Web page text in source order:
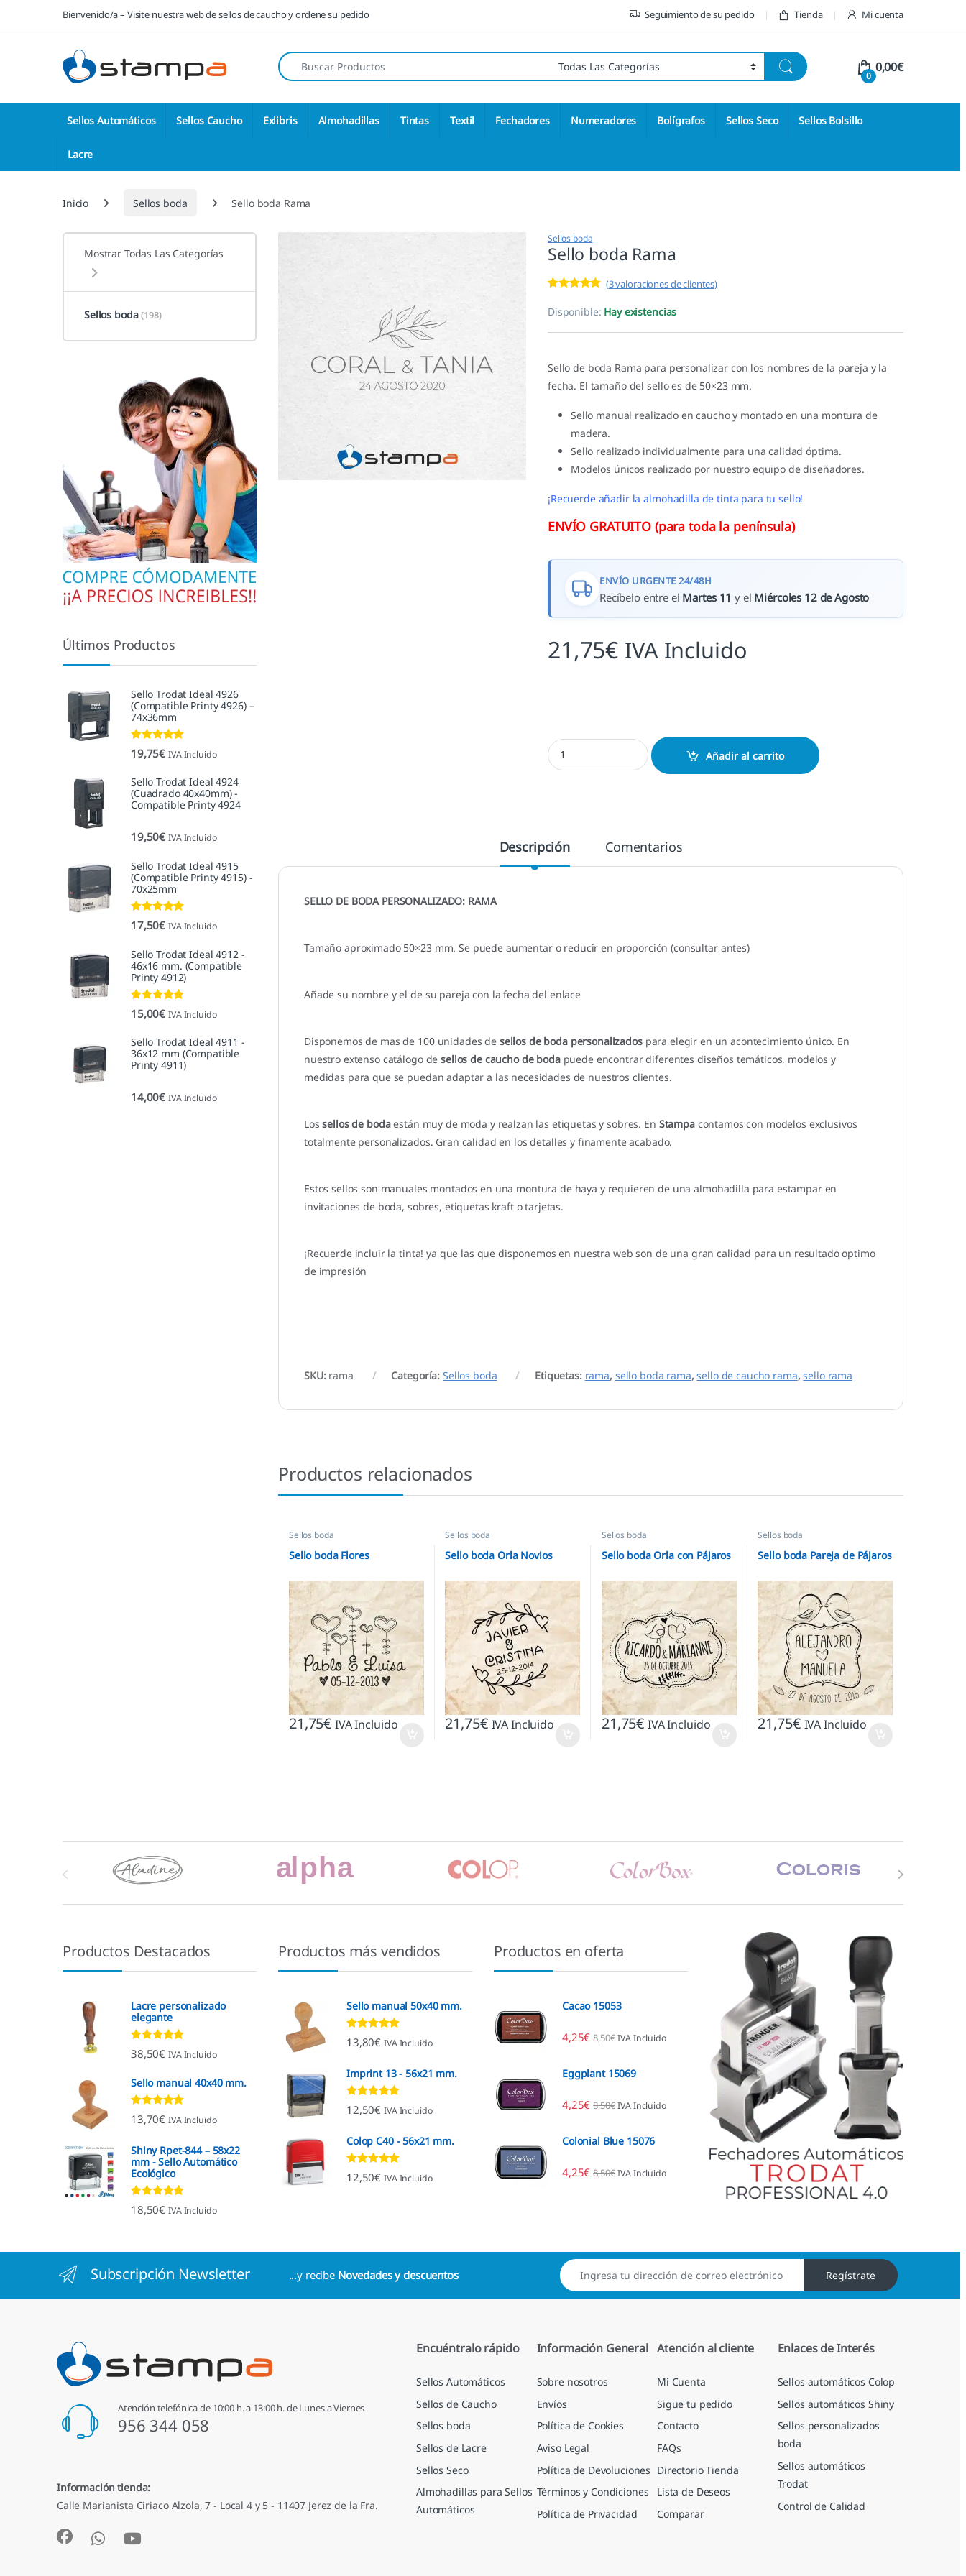
Saltar a la navegación
Saltar al contenidoBienvenido/a – Visite nuestra web de sellos de caucho y ordene su pedido Seguimiento de su pedido Tienda Mi cuenta
Búsqueda de:
0
0,00€
Sellos Automáticos Sellos Caucho Exlibris Almohadillas Tintas Textil Fechadores Numeradores Bolígrafos Sellos Seco Sellos Bolsillo
Lacre
Inicio Sellos boda Sello boda Rama
Sellos boda
Sello boda Rama
5.00de 5 en
base a
(3valoraciones de clientes)
Disponible: Hay existencias
Sello de boda Rama para personalizar con los nombres de la pareja y la
fecha. El tamaño del sello es de 50×23 mm.
Sello manual realizado en caucho y montado en una montura de
madera.
Sello realizado individualmente para una calidad óptima.
Modelos únicos realizado por nuestro equipo de diseñadores.
¡Recuerde añadir la almohadilla de tinta para tu sello!
ENVÍO GRATUITO (para toda la península)
ENVÍO URGENTE 24/48H
Recíbelo entre el Martes 11 y el Miércoles 12 de Agosto
21,75€ IVA Incluido
Sello boda Rama cantidad
Añadir al carrito
Descripción Comentarios
SELLO DE BODA PERSONALIZADO: RAMA
Tamaño aproximado 50×23 mm. Se puede aumentar o reducir en proporción (consultar antes)
Añade su nombre y el de su pareja con la fecha del enlace
Disponemos de mas de 100 unidades de sellos de boda personalizadospara elegir en un acontecimiento único. En
nuestro extenso catálogo desellos de caucho de bodapuede encontrar diferentes diseños temáticos, modelos y
medidas para que se puedan adaptar a las necesidades de nuestros clientes.
Lossellos de bodaestán muy de moda y realzan las etiquetas y sobres. En Stampacontamos con modelos exclusivos
totalmente personalizados. Gran calidad en los detalles y finamente acabado.
Estos sellos son manuales montados en una montura de haya y requieren de una almohadilla para estampar en
invitaciones de boda, sobres, etiquetas kraft o tarjetas.
¡Recuerde incluir la tinta! ya que las que disponemos en nuestra web son de una gran calidad para un resultado optimo
de impresión
SKU: rama Categoría: Sellos boda Etiquetas: rama, sello boda rama,sello de caucho rama,sello rama
Productos relacionados
Sellos boda
Sello boda Flores
21,75€ IVA Incluido
Sellos boda
Sello boda Orla Novios
21,75€ IVA Incluido
Sellos boda
Sello boda Orla con Pájaros
21,75€ IVA Incluido
Sellos boda
Sello boda Pareja de Pájaros
21,75€ IVA Incluido
Mostrar Todas Las Categorías
Sellos boda(198)
Últimos Productos
Sello Trodat Ideal 4926
(Compatible Printy 4926) –
74x36mm
Valorado con
5.00de 5
19,75€ IVA Incluido
Sello Trodat Ideal 4924
(Cuadrado 40x40mm) -
Compatible Printy 4924
19,50€ IVA Incluido
Sello Trodat Ideal 4915
(Compatible Printy 4915) -
70x25mm
Valorado con
5.00de 5
17,50€ IVA Incluido
Sello Trodat Ideal 4912 -
46x16 mm. (Compatible
Printy 4912)
Valorado con
5.00de 5
15,00€ IVA Incluido
Sello Trodat Ideal 4911 -
36x12 mm (Compatible
Printy 4911)
14,00€ IVA Incluido
Marcas De Carrusel
Productos Destacados
Lacre personalizado
elegante
Valorado con
4.92de 5
38,50€ IVA Incluido
Sello manual 40x40 mm.
Valorado con
4.96de 5
13,70€ IVA Incluido
Shiny Rpet-844 – 58x22
mm - Sello Automático
Ecológico
Valorado con
4.96de 5
18,50€ IVA Incluido
Productos más vendidos
Sello manual 50x40 mm.
Valorado con
4.80de 5
13,80€ IVA Incluido
Imprint 13 - 56x21 mm.
Valorado con
4.96de 5
12,50€ IVA Incluido
Colop C40 - 56x21 mm.
Valorado con
4.89de 5
12,50€ IVA Incluido
Productos en oferta
Cacao 15053
4,25€ 8,50€ IVA Incluido
Eggplant 15069
4,25€ 8,50€ IVA Incluido
Colonial Blue 15076
4,25€ 8,50€ IVA Incluido
Subscripción Newsletter ...y recibe Novedades y descuentos Regístrate
Atención telefónica de 10:00 h. a 13:00 h. de Lunes a Viernes
956 344 058
Información tienda:
Calle Marianista Ciriaco Alzola, 7 - Local 4 y 5 - 11407 Jerez de la Fra.
Encuéntralo rápido
Sellos Automáticos
Sellos de Caucho
Sellos boda
Sellos de Lacre
Sellos Seco
Almohadillas para Sellos
Automáticos
Información General
Sobre nosotros
Envíos
Política de Cookies
Aviso Legal
Política de Devoluciones
Términos y Condiciones
Política de Privacidad
Atención al cliente
Mi Cuenta
Sigue tu pedido
Contacto
FAQs
Directorio Tienda
Lista de Deseos
Comparar
Enlaces de Interés
Sellos automáticos Colop
Sellos automáticos Shiny
Sellos personalizados
boda
Sellos automáticos
Trodat
Control de Calidad